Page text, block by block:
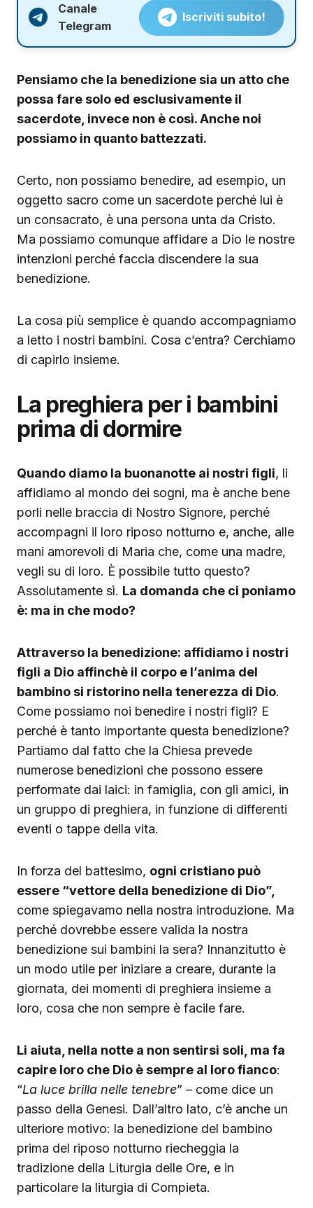
Canale
Telegram
Iscriviti subito!
Pensiamo che la benedizione sia un atto che
possa fare solo ed esclusivamente il
sacerdote, invece non è così. Anche noi
possiamo in quanto battezzati.
Certo, non possiamo benedire, ad esempio, un
oggetto sacro come un sacerdote perché lui è
un consacrato, è una persona unta da Cristo.
Ma possiamo comunque affidare a Dio le nostre
intenzioni perché faccia discendere la sua
benedizione.
La cosa più semplice è quando accompagniamo
a letto i nostri bambini. Cosa c’entra? Cerchiamo
di capirlo insieme.
La preghiera per i bambini
prima di dormire
Quando diamo la buonanotte ai nostri figli, li
affidiamo al mondo dei sogni, ma è anche bene
porli nelle braccia di Nostro Signore, perché
accompagni il loro riposo notturno e, anche, alle
mani amorevoli di Maria che, come una madre,
vegli su di loro. È possibile tutto questo?
Assolutamente sì. La domanda che ci poniamo
è: ma in che modo?
Attraverso la benedizione: affidiamo i nostri
figli a Dio affinchè il corpo e l’anima del
bambino si ristorino nella tenerezza di Dio.
Come possiamo noi benedire i nostri figli? E
perché è tanto importante questa benedizione?
Partiamo dal fatto che la Chiesa prevede
numerose benedizioni che possono essere
performate dai laici: in famiglia, con gli amici, in
un gruppo di preghiera, in funzione di differenti
eventi o tappe della vita.
In forza del battesimo, ogni cristiano può
essere “vettore della benedizione di Dio”,
come spiegavamo nella nostra introduzione. Ma
perché dovrebbe essere valida la nostra
benedizione sui bambini la sera? Innanzitutto è
un modo utile per iniziare a creare, durante la
giornata, dei momenti di preghiera insieme a
loro, cosa che non sempre è facile fare.
Li aiuta, nella notte a non sentirsi soli, ma fa
capire loro che Dio è sempre al loro fianco:
“La luce brilla nelle tenebre” – come dice un
passo della Genesi. Dall’altro lato, c’è anche un
ulteriore motivo: la benedizione del bambino
prima del riposo notturno riecheggia la
tradizione della Liturgia delle Ore, e in
particolare la liturgia di Compieta.